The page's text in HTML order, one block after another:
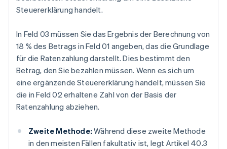
Steuererklärung handelt.
In Feld 03 müssen Sie das Ergebnis der Berechnung von
18 % des Betrags in Feld 01 angeben, das die Grundlage
für die Ratenzahlung darstellt. Dies bestimmt den
Betrag, den Sie bezahlen müssen. Wenn es sich um
eine ergänzende Steuererklärung handelt, müssen Sie
die in Feld 02 erhaltene Zahl von der Basis der
Ratenzahlung abziehen.
Zweite Methode: Während diese zweite Methode
in den meisten Fällen fakultativ ist, legt Artikel 40.3